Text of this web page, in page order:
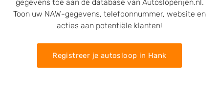
gegevens toe aan de database van Autosloperijen.nl.
Toon uw NAW-gegevens, telefoonnummer, website en
acties aan potentiële klanten!
Registreer je autosloop in Hank